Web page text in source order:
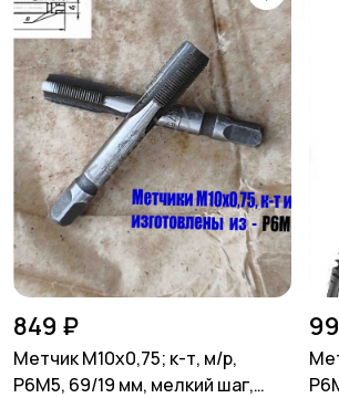
849 ₽
Метчик М10х0,75; к-т, м/р,
Р6М5, 69/19 мм, мелкий шаг,